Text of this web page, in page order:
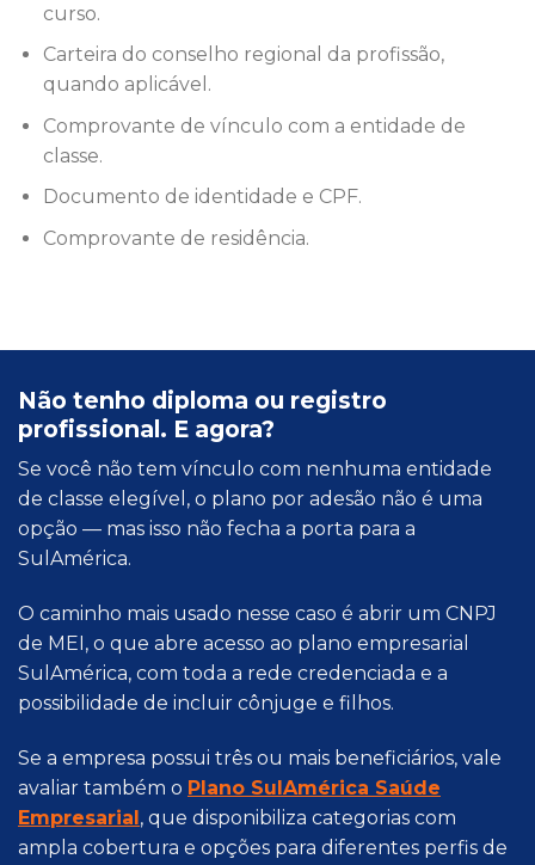
curso.
Carteira do conselho regional da profissão,
quando aplicável.
Comprovante de vínculo com a entidade de
classe.
Documento de identidade e CPF.
Comprovante de residência.
Não tenho diploma ou registro
profissional. E agora?
Se você não tem vínculo com nenhuma entidade
de classe elegível, o plano por adesão não é uma
opção — mas isso não fecha a porta para a
SulAmérica.
O caminho mais usado nesse caso é abrir um CNPJ
de MEI, o que abre acesso ao plano empresarial
SulAmérica, com toda a rede credenciada e a
possibilidade de incluir cônjuge e filhos.
Se a empresa possui três ou mais beneficiários, vale
avaliar também o Plano SulAmérica Saúde
Empresarial, que disponibiliza categorias com
ampla cobertura e opções para diferentes perfis de